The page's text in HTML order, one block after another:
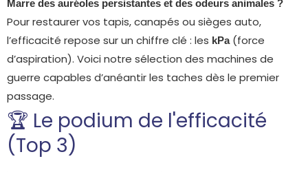
Marre des auréoles persistantes et des odeurs animales ?
Pour restaurer vos tapis, canapés ou sièges auto,
l’efficacité repose sur un chiffre clé : les kPa(force
d’aspiration). Voici notre sélection des machines de
guerre capables d’anéantir les taches dès le premier
passage.
🏆 Le podium de l'efficacité
(Top 3)